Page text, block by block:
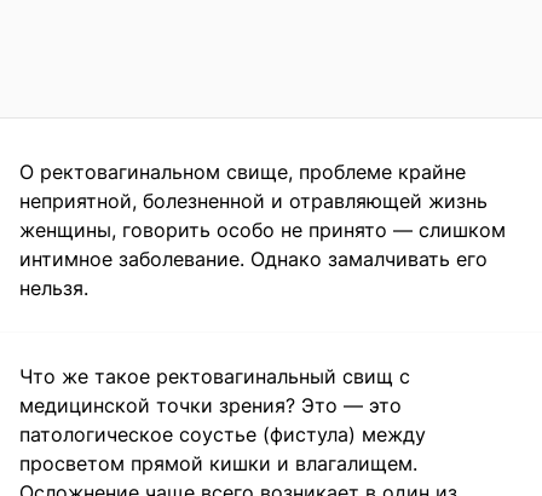
О ректовагинальном свище, проблеме крайне
неприятной, болезненной и отравляющей жизнь
женщины, говорить особо не принято — слишком
интимное заболевание. Однако замалчивать его
нельзя.
Что же такое ректовагинальный свищ с
медицинской точки зрения? Это — это
патологическое соустье (фистула) между
просветом прямой кишки и влагалищем.